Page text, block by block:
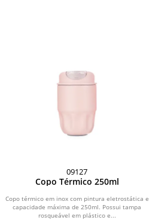
09127
Copo Térmico 250ml
Copo térmico em inox com pintura eletrostática e
capacidade máxima de 250ml. Possui tampa
rosqueável em plástico e...